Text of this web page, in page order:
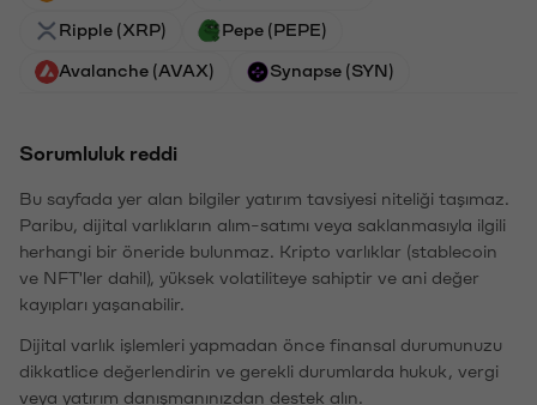
Ripple (XRP) Pepe (PEPE)
Avalanche (AVAX) Synapse (SYN)
Sorumluluk reddi
Bu sayfada yer alan bilgiler yatırım tavsiyesi niteliği taşımaz.
Paribu, dijital varlıkların alım-satımı veya saklanmasıyla ilgili
herhangi bir öneride bulunmaz. Kripto varlıklar (stablecoin
ve NFT'ler dahil), yüksek volatiliteye sahiptir ve ani değer
kayıpları yaşanabilir.
Dijital varlık işlemleri yapmadan önce finansal durumunuzu
dikkatlice değerlendirin ve gerekli durumlarda hukuk, vergi
veya yatırım danışmanınızdan destek alın.